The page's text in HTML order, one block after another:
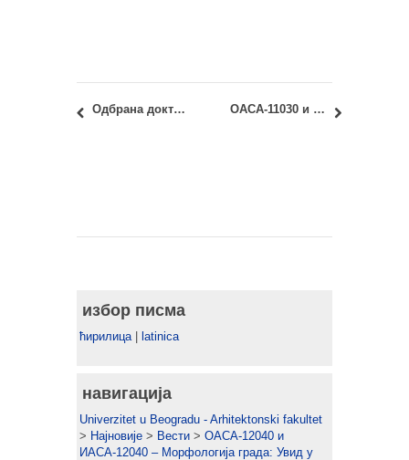
Одбрана докторске дисертације: Дарко Петровић, дипл.инж.арх. ОАСА-11030 и ИАСА-11030 – Град: форме и процеси: Јунски испитни рок – Увид у радове
избор писма
ћирилица| latinica
навигација
Univerzitet u Beogradu - Arhitektonski fakultet
> Најновије > Вести > ОАСА-12040 и
ИАСА-12040 – Морфологија града: Увид у